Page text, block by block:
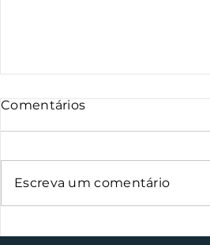
Comentários
Escreva um comentário